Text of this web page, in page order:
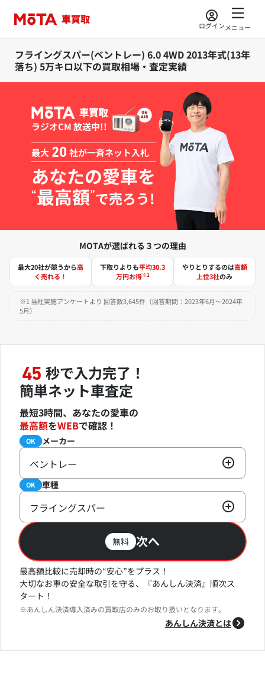
ログインメニュー
フライングスパー(ベントレー) 6.0 4WD 2013年式(13年
落ち) 5万キロ以下の買取相場・査定実績
ラジオCM 放送中!!
最大 20 社が一斉ネット入札
あなたの愛車を
“最高額”で売ろう!
MOTAが選ばれる３つの理由
最大20社が競うから高
く売れる！
下取りよりも平均30.3
万円お得※1
やりとりするのは高額
上位3社のみ
※1 当社実施アンケートより 回答数3,645件（回答期間：2023年6月～2024年
5月）
45 秒で入力完了！
簡単ネット車査定
最短3時間、あなたの愛車の
最高額をWEBで確認！
必須 メーカー
OK
ベントレー
必須 車種
OK
フライングスパー
無料 次へ
最高額比較に売却時の“安心”をプラス！
大切なお車の安全な取引を守る、『あんしん決済』順次ス
タート！
※あんしん決済導入済みの買取店のみのお取り扱いとなります。
あんしん決済とは